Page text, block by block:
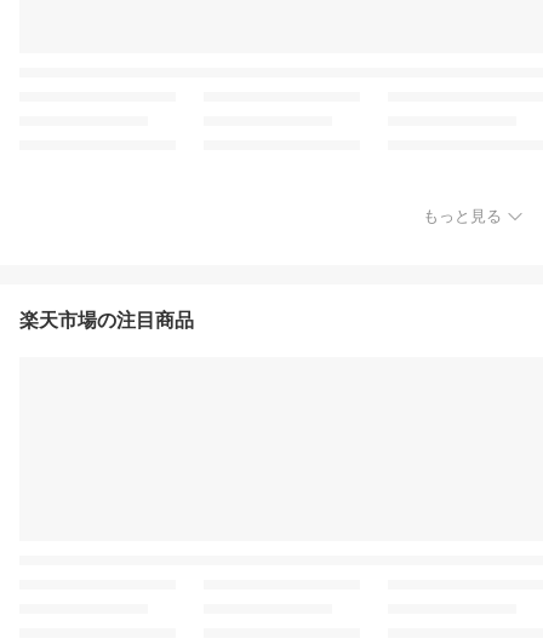
もっと見る
楽天市場の注目商品